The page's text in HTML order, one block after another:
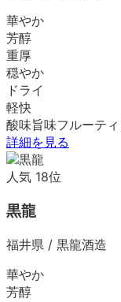
華やか
芳醇
重厚
穏やか
ドライ
軽快
酸味旨味フルーティ
詳細を見る
人気 18位
黒龍
福井県 / 黒龍酒造
華やか
芳醇